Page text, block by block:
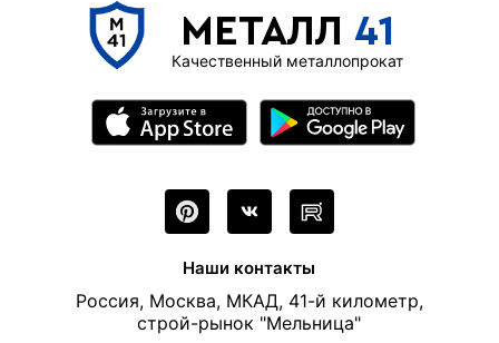
МЕТАЛЛ 41
Качественный металлопрокат
Наши контакты
Россия, Москва, МКАД, 41-й километр,
строй-рынок "Мельница"